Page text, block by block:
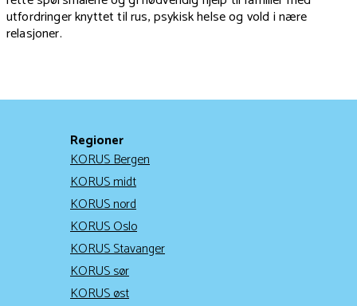
utfordringer knyttet til rus, psykisk helse og vold i nære
relasjoner.
Regioner
KORUS Bergen
KORUS midt
KORUS nord
KORUS Oslo
KORUS Stavanger
KORUS sør
KORUS øst